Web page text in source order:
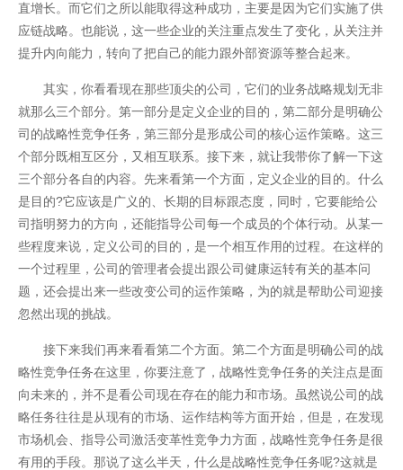
开云全站体验棒
直增长。而它们之所以能取得这种成功，主要是因为它们实施了供
应链战略。也能说，这一些企业的关注重点发生了变化，从关注并
提升内向能力，转向了把自己的能力跟外部资源等整合起来。
其实，你看看现在那些顶尖的公司，它们的业务战略规划无非
就那么三个部分。第一部分是定义企业的目的，第二部分是明确公
司的战略性竞争任务，第三部分是形成公司的核心运作策略。这三
个部分既相互区分，又相互联系。接下来，就让我带你了解一下这
三个部分各自的内容。先来看第一个方面，定义企业的目的。什么
是目的?它应该是广义的、长期的目标跟态度，同时，它要能给公
司指明努力的方向，还能指导公司每一个成员的个体行动。从某一
些程度来说，定义公司的目的，是一个相互作用的过程。在这样的
一个过程里，公司的管理者会提出跟公司健康运转有关的基本问
题，还会提出来一些改变公司的运作策略，为的就是帮助公司迎接
忽然出现的挑战。
接下来我们再来看看第二个方面。第二个方面是明确公司的战
略性竞争任务在这里，你要注意了，战略性竞争任务的关注点是面
向未来的，并不是看公司现在存在的能力和市场。虽然说公司的战
略任务往往是从现有的市场、运作结构等方面开始，但是，在发现
市场机会、指导公司激活变革性竞争力方面，战略性竞争任务是很
有用的手段。那说了这么半天，什么是战略性竞争任务呢?这就是